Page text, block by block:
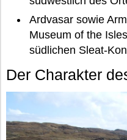
Ardvasar sowie
Museum of the
südlichen Sleat-
Der Charakter